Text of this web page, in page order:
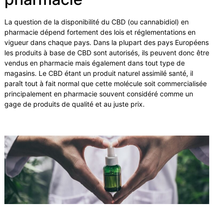
La question de la disponibilité du CBD (ou cannabidiol) en
pharmacie dépend fortement des lois et réglementations en
vigueur dans chaque pays. Dans la plupart des pays Européens
les produits à base de CBD sont autorisés, ils peuvent donc être
vendus en pharmacie mais également dans tout type de
magasins. Le CBD étant un produit naturel assimilé santé, il
paraît tout à fait normal que cette molécule soit commercialisée
principalement en pharmacie souvent considéré comme un
gage de produits de qualité et au juste prix.